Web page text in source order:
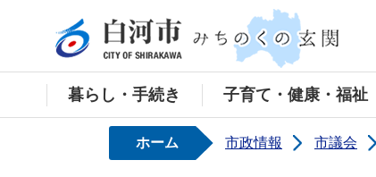
暮らし・手続き 子育て・健康・福祉
ホーム 市政情報 市議会